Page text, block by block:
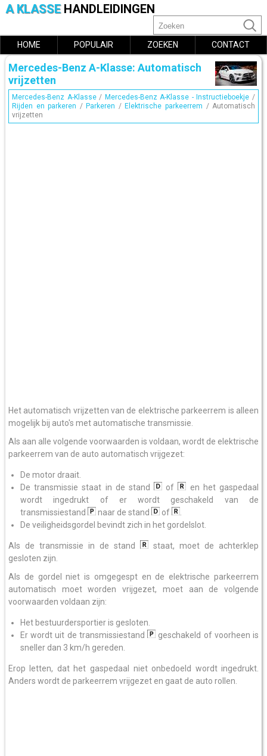
A KLASSE HANDLEIDINGEN
HOME POPULAIR ZOEKEN CONTACT
Mercedes-Benz A-Klasse: Automatisch
vrijzetten
Mercedes-Benz A-Klasse/ Mercedes-Benz A-Klasse - Instructieboekje /
Rijden en parkeren / Parkeren / Elektrische parkeerrem / Automatisch
vrijzetten
Het automatisch vrijzetten van de elektrische parkeerrem is alleen
mogelijk bij auto's met automatische transmissie.
Als aan alle volgende voorwaarden is voldaan, wordt de elektrische
parkeerrem van de auto automatisch vrijgezet:
De motor draait.
De transmissie staat in de stand
of
en het gaspedaal
wordt ingedrukt of er wordt geschakeld van de
transmissiestand
naar de stand of
De veiligheidsgordel bevindt zich in het gordelslot.
Als de transmissie in de stand
staat, moet de achterklep
gesloten zijn.
Als de gordel niet is omgegespt en de elektrische parkeerrem
automatisch moet worden vrijgezet, moet aan de volgende
voorwaarden voldaan zijn:
Het bestuurdersportier is gesloten.
Er wordt uit de transmissiestand
geschakeld of voorheen is
sneller dan 3 km/h gereden.
Erop letten, dat het gaspedaal niet onbedoeld wordt ingedrukt.
Anders wordt de parkeerrem vrijgezet en gaat de auto rollen.